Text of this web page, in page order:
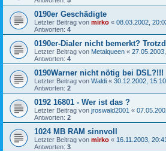
0190er Geschädigte
Letzter Beitrag von mirko « 08.03.2002,
Antworten: 4
0190er-Dialer nicht bemerkt?
Letzter Beitrag von Metalqueen «
Antworten: 4
0190Warner nicht nötig bei DSL?!!!
Letzter Beitrag von Waldi « 30.12.2002, 15:10
Antworten: 2
0192 16801 - Wer ist das ?
Letzter Beitrag von jroswald2001 «
Antworten: 2
1024 MB RAM sinnvoll
Letzter Beitrag von mirko « 16.11.2003, 20:41
Antworten: 3